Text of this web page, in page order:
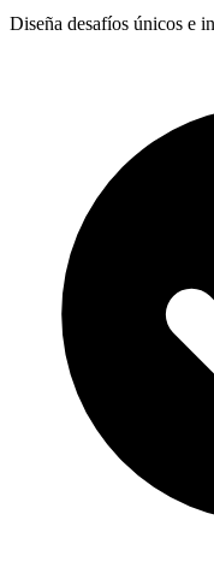
Diseña desafíos únicos e